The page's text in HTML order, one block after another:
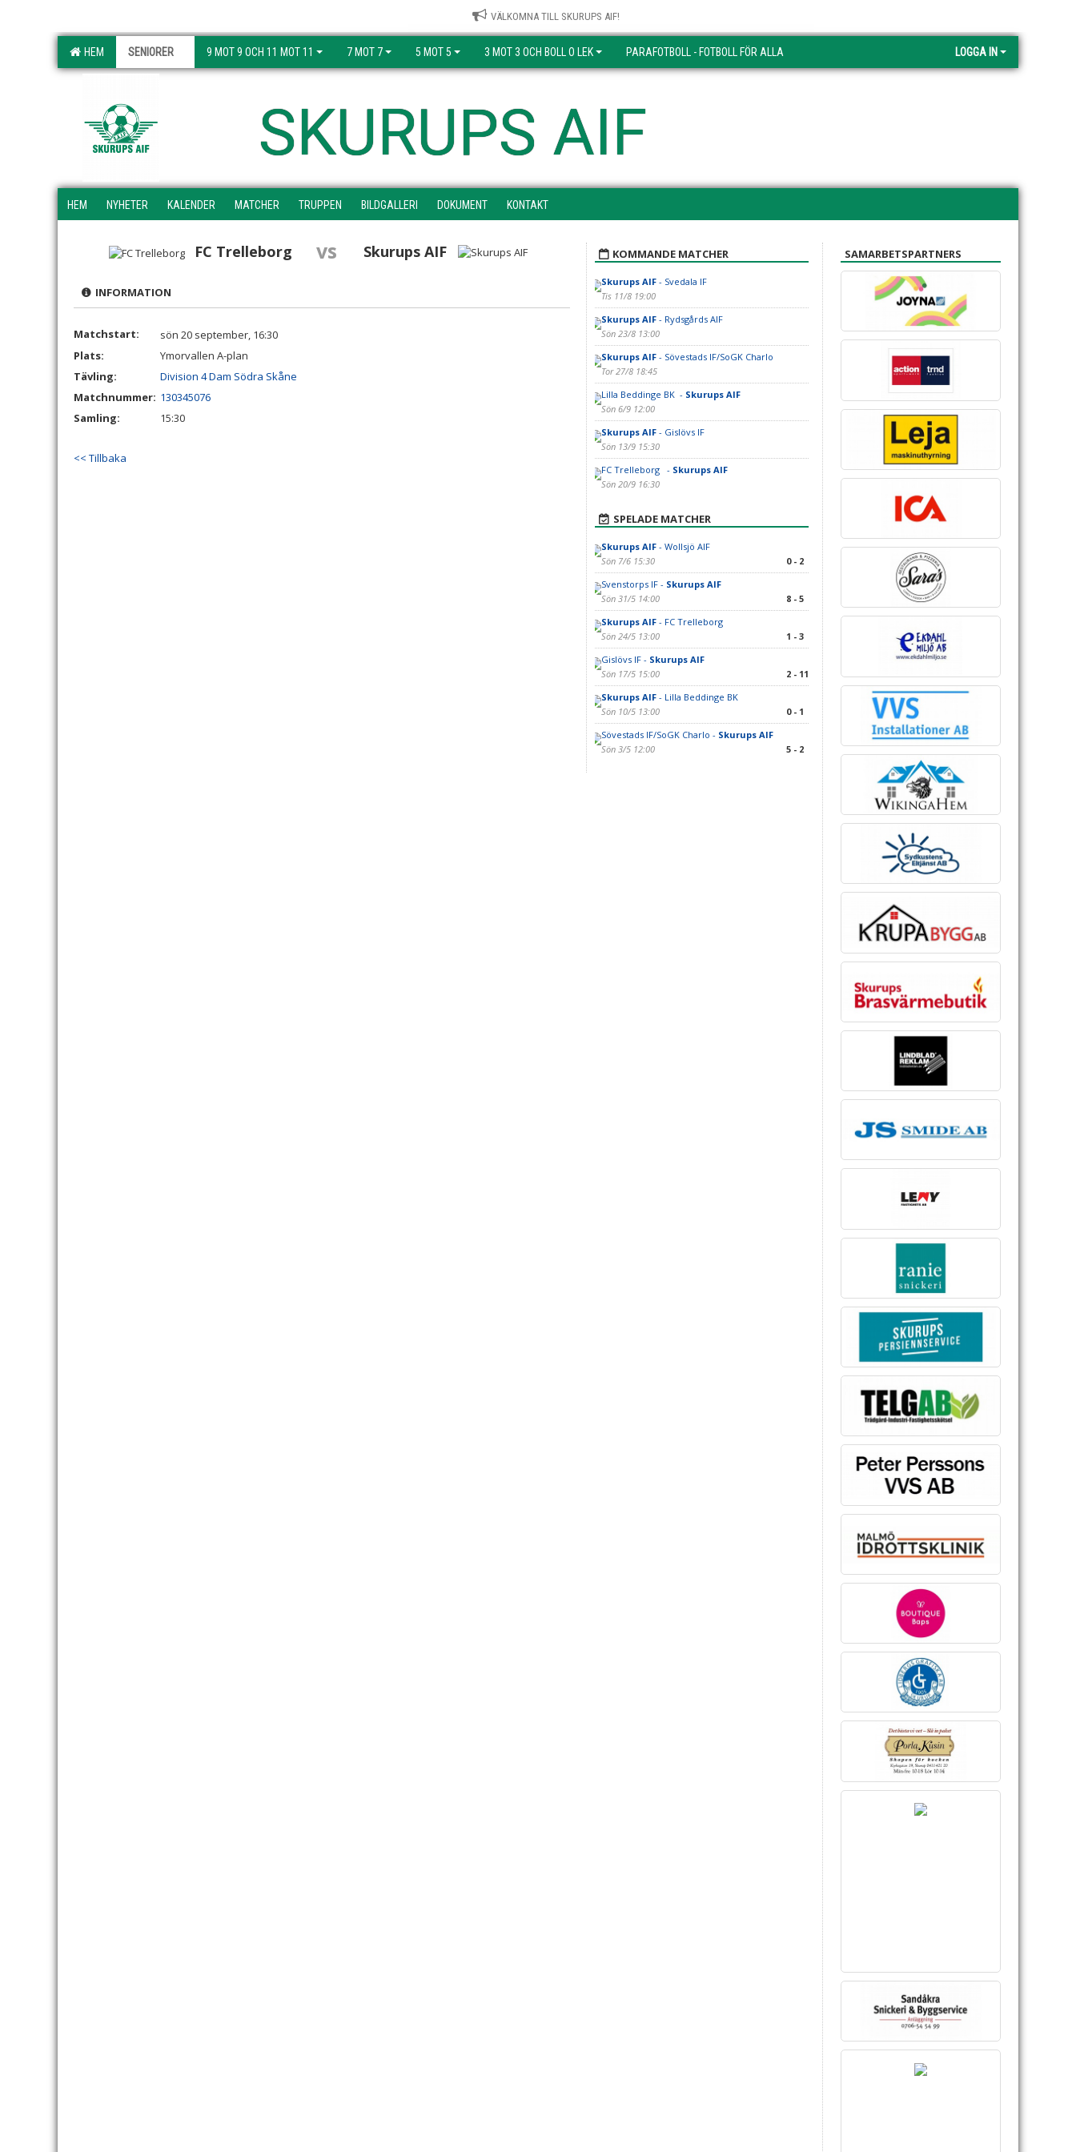
VÄLKOMNA TILL SKURUPS AIF!
HEM SENIORER 9 MOT 9 OCH 11 MOT 11 7 MOT 7 5 MOT 5 3 MOT 3 OCH BOLL O LEK PARAFOTBOLL - FOTBOLL FÖR ALLA LOGGA IN
SKURUPS AIF
HEM NYHETER KALENDER MATCHER TRUPPEN BILDGALLERI DOKUMENT KONTAKT
FC Trelleborg vs Skurups AIF
INFORMATION
Matchstart:
sön 20 september, 16:30
Plats:
Ymorvallen A-plan
Tävling:
Division 4 Dam Södra Skåne
Matchnummer: 130345076
Samling:
15:30
<< Tillbaka
KOMMANDE MATCHER
Skurups AIF- Svedala IF
Tis 11/8 19:00
Skurups AIF- Rydsgårds AIF
Sön 23/8 13:00
Skurups AIF- Sövestads IF/SoGK Charlo
Tor 27/8 18:45
Lilla Beddinge BK - Skurups AIF
Sön 6/9 12:00
Skurups AIF- Gislövs IF
Sön 13/9 15:30
FC Trelleborg - Skurups AIF
Sön 20/9 16:30
SPELADE MATCHER
Skurups AIF- Wollsjö AIF
Sön 7/6 15:30
0 - 2
Svenstorps IF - Skurups AIF
Sön 31/5 14:00
8 - 5
Skurups AIF- FC Trelleborg
Sön 24/5 13:00
1 - 3
Gislövs IF - Skurups AIF
Sön 17/5 15:00
2 - 11
Skurups AIF- Lilla Beddinge BK
Sön 10/5 13:00
0 - 1
Sövestads IF/SoGK Charlo - Skurups AIF
Sön 3/5 12:00
5 - 2
SAMARBETSPARTNERS